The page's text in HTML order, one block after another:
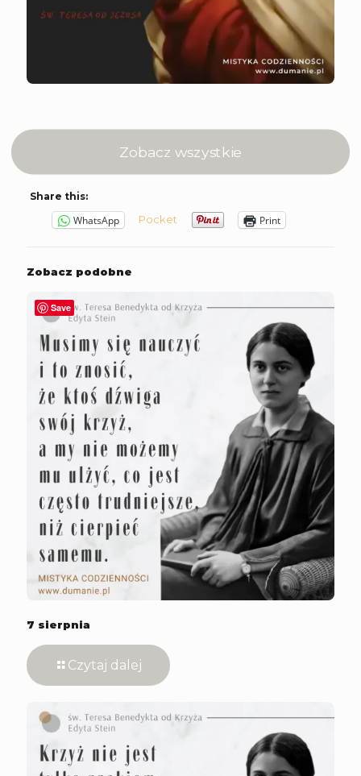
Zobacz wszystkie
Share this:
WhatsApp Pocket Print
Zobacz podobne
7 sierpnia
Czytaj dalej
Save